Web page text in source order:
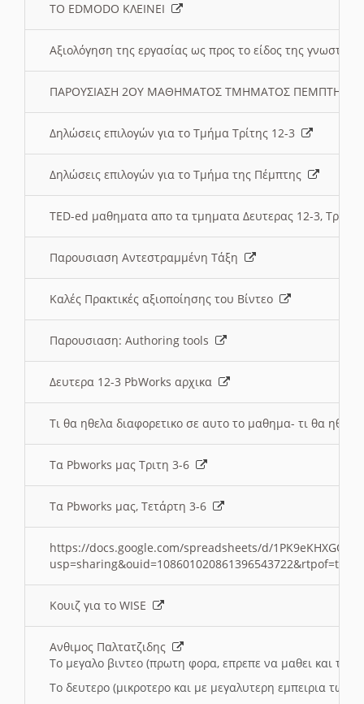
ΤΟ EDMODO ΚΛΕΙΝΕΙ
Αξιολόγηση της εργασίας ως προς το είδος της
ΠΑΡΟΥΣΙΑΣΗ 2ΟΥ ΜΑΘΗΜΑΤΟΣ ΤΜΗΜΑΤΟΣ
Δηλώσεις επιλογών για το Τμήμα Τρίτης 12-3
Δηλώσεις επιλογών για το Τμήμα της Πέμπτης
TED-ed μαθηματα απο τα τμηματα Δευτερας 12-3,
Παρουσιαση Αντεστραμμένη Τάξη
Καλές Πρακτικές αξιοποίησης του Βίντεο
Παρουσιαση: Authoring tools
Δευτερα 12-3 PbWorks αρχικα
Τι θα ηθελα διαφορετικο σε αυτο το μαθημα- τι θα
Τα Pbworks μας Τριτη 3-6
Τα Pbworks μας, Τετάρτη 3-6
https://docs.google.com/spreadsheets/d/
Κουιζ για το WISE
Ανθιμος Παλτατζιδης
Το μεγαλο βιντεο (πρωτη φορα, επρεπε να μαθει και το
Το δευτερο (μικροτερο και με μεγαλυτερη εμπειρια